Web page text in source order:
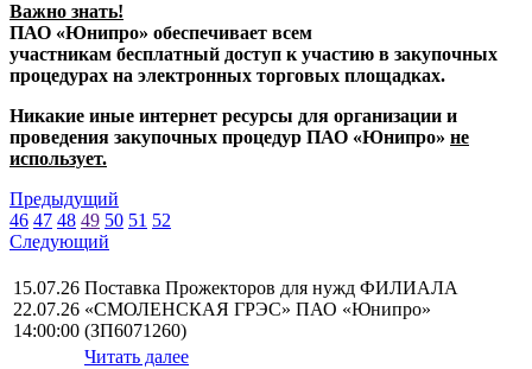
Важно знать!
ПАО «Юнипро» обеспечивает всем
участникам бесплатный доступ к участию в закупочных
процедурах на электронных торговых площадках.
Никакие иные интернет ресурсы для организации и
проведения закупочных процедур ПАО «Юнипро» не
использует.
Предыдущий
46 47 48 49 50 51 52
Следующий
15.07.26
22.07.26
14:00:00
Поставка Прожекторов для нужд ФИЛИАЛА
«СМОЛЕНСКАЯ ГРЭС» ПАО «Юнипро»
(ЗП6071260)
Читать далее